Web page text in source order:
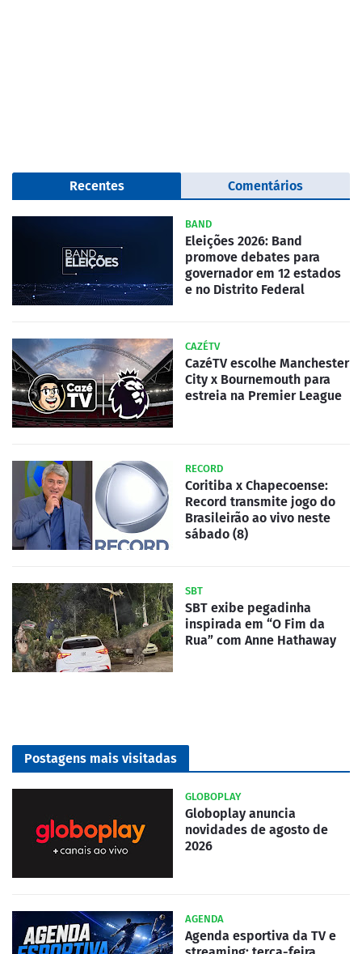
Recentes Comentários
BAND
Eleições 2026: Band
promove debates para
governador em 12 estados
e no Distrito Federal
CAZÉTV
CazéTV escolhe Manchester
City x Bournemouth para
estreia na Premier League
RECORD
Coritiba x Chapecoense:
Record transmite jogo do
Brasileirão ao vivo neste
sábado (8)
SBT
SBT exibe pegadinha
inspirada em “O Fim da
Rua” com Anne Hathaway
Postagens mais visitadas
GLOBOPLAY
Globoplay anuncia
novidades de agosto de
2026
AGENDA
Agenda esportiva da TV e